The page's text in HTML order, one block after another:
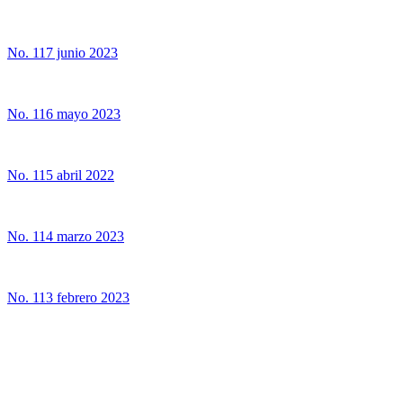
No. 117 junio 2023
No. 116 mayo 2023
No. 115 abril 2022
No. 114 marzo 2023
No. 113 febrero 2023